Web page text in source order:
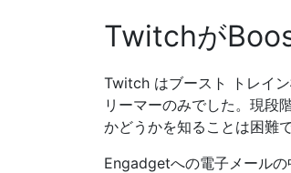
Twitchが
Twitch はブースト トレイ
リーマーのみでした。現段
かどうかを知ることは困難で
Engadgetへの電子メール